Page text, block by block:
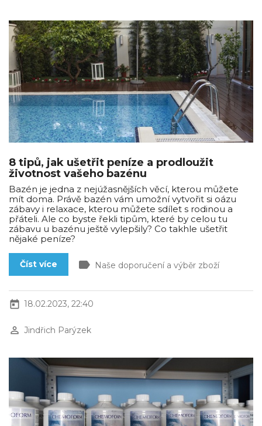
8 tipů, jak ušetřit peníze a prodloužit
životnost vašeho bazénu
Bazén je jedna z nejúžasnějších věcí, kterou můžete
mít doma. Právě bazén vám umožní vytvořit si oázu
zábavy i relaxace, kterou můžete sdílet s rodinou a
přáteli. Ale co byste řekli tipům, které by celou tu
zábavu u bazénu ještě vylepšily? Co takhle ušetřit
nějaké peníze?
Číst více label Naše doporučení a výběr zboží
today 18.02.2023, 22:40
perm_identity Jindřich Parýzek